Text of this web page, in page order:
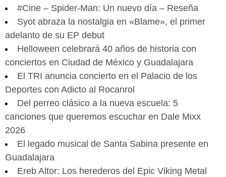
#Cine – Spider-Man: Un nuevo día – Reseña
Syot abraza la nostalgia en «Blame», el primer
adelanto de su EP debut
Helloween celebrará 40 años de historia con
conciertos en Ciudad de México y Guadalajara
El TRI anuncia concierto en el Palacio de los
Deportes con Adicto al Rocanrol
Del perreo clásico a la nueva escuela: 5
canciones que queremos escuchar en Dale Mixx
2026
El legado musical de Santa Sabina presente en
Guadalajara
Ereb Altor: Los herederos del Epic Viking Metal